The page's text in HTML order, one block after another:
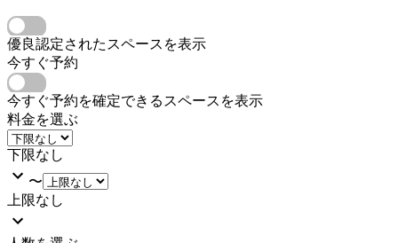
優良認定されたスペースを表示
今すぐ予約
今すぐ予約を確定できるスペースを表示
料金を選ぶ
下限なし
〜
上限なし